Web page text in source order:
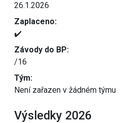
26.1.2026
Zaplaceno:
✔️
Závody do BP:
/16
Tým:
Není zařazen v žádném týmu
Výsledky 2026